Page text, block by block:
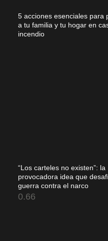
5 acciones esenciales para
a tu familia y tu hogar en
incendio
“Los carteles no existen”: la
provocadora idea que
guerra contra el narco